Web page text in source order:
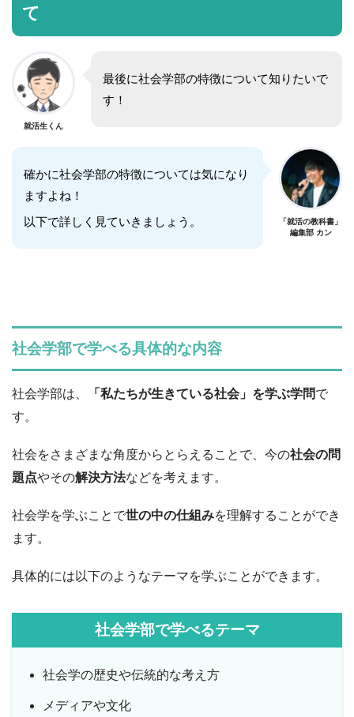
て
就活生くん
最後に社会学部の特徴について知りたいで
す！
確かに社会学部の特徴については気になり
ますよね！
以下で詳しく見ていきましょう。
「就活の教科書」
編集部 カン
社会学部で学べる具体的な内容
社会学部は、 「私たちが生きている社会」を学ぶ学問で
す。
社会をさまざまな角度からとらえることで、今の社会の問
題点やその解決方法などを考えます。
社会学を学ぶことで世の中の仕組みを理解することができ
ます。
具体的には以下のようなテーマを学ぶことができます。
社会学部で学べるテーマ
社会学の歴史や伝統的な考え方
メディアや文化